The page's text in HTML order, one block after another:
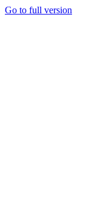
Go to full version